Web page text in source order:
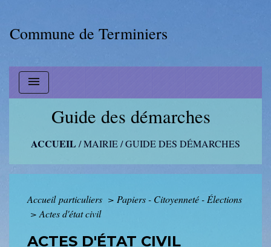
Commune de Terminiers
menu
Guide des démarches
ACCUEIL /MAIRIE/GUIDE DES DÉMARCHES
Accueil particuliers > Papiers - Citoyenneté - Élections
> Actes d'état civil
ACTES D'ÉTAT CIVIL